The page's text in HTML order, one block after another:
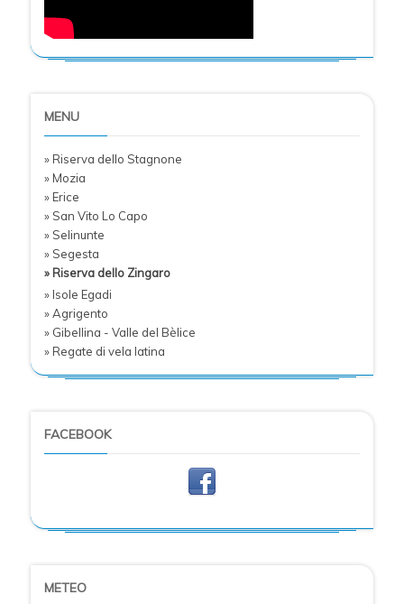
MENU
» Riserva dello Stagnone
» Mozia
» Erice
» San Vito Lo Capo
» Selinunte
» Segesta
» Riserva dello Zingaro
» Isole Egadi
» Agrigento
» Gibellina - Valle del Bèlice
» Regate di vela latina
FACEBOOK
METEO